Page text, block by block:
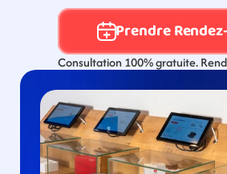
Prendre
Consultation 100% gratuite.